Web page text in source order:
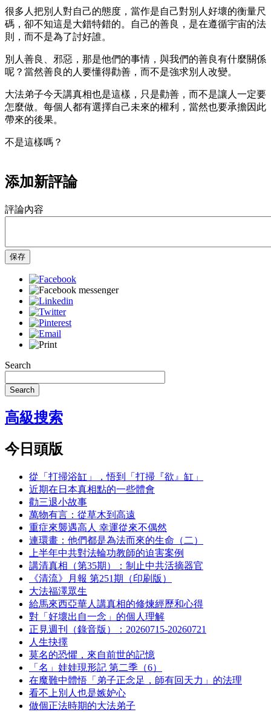
很多人把別人對自己的態度，當作是自己對別人好壞的衡量尺
碼，卻不知這是大錯特錯的。自己的善良，是在遵循宇宙的法
則，而不是為了討好誰。
別人善良、邪惡，那是他們的事情，與我們的善良有什麼關係
呢？當然善良的人要懂得勸善，而不是強求別人改變。
大法弟子今天講真相也是這樣，只是勸善，而不是讓人一定要
怎麼做。每個人都有選擇自己未來的權利，當然也要承擔因此
帶來的後果。
不是這樣嗎？
添加新評論
評論內容
保存
Search
Search
高級搜索
今日頭版
從「打掃浴缸」，悟到「打掃『欲』缸」
近期在日本真相點的一些體會
勸三退小故事
萬物有言：從草木到高遠
重症來襲遇高人 幸運從來不偶然
連環畫：他們都是為法而來的生命（二）
上半年中共對法輪功教師的迫害案例
講清真相（第35期）：制止中共活摘器官
《清流》月報 第251期（印刷版）
大法福澤眾生
給馬來西亞華人講真相的修煉經歷和心得
對「好壞出自一念」的個人理解
正見週刊（錄音版）：20260715-20260721
人生抉擇
莫名的恐懼，來自前世的記憶
「名」娃娃現形記 第二季（6）
在魔難中體悟「弟子正念足，師有回天力」的法理
看不上別人也是嫉妒心
做個正法時期的大法弟子